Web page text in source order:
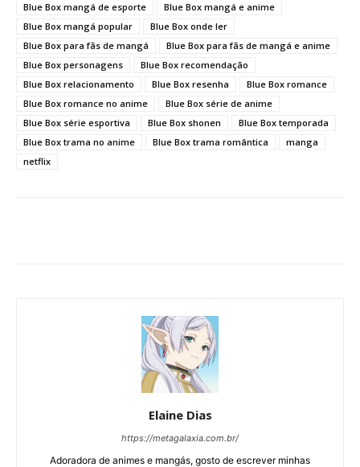
Blue Box mangá de esporte
Blue Box mangá e anime
Blue Box mangá popular
Blue Box onde ler
Blue Box para fãs de mangá
Blue Box para fãs de mangá e anime
Blue Box personagens
Blue Box recomendação
Blue Box relacionamento
Blue Box resenha
Blue Box romance
Blue Box romance no anime
Blue Box série de anime
Blue Box série esportiva
Blue Box shonen
Blue Box temporada
Blue Box trama no anime
Blue Box trama romântica
manga
netflix
Elaine Dias
https://metagalaxia.com.br/
Adoradora de animes e mangás, gosto de escrever minhas